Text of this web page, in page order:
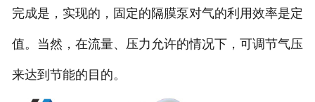
完成是，实现的，固定的隔膜泵对气的利用效率是定
值。当然，在流量、压力允许的情况下，可调节气压
来达到节能的目的。